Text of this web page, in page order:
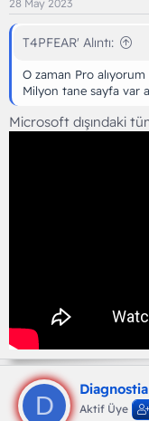
28 May 2023
T4PFEAR' Alıntı:
O zaman Pro alıyorum
Milyon tane sayfa var
Microsoft dışındaki
D
Diagnostia
Aktif Üye